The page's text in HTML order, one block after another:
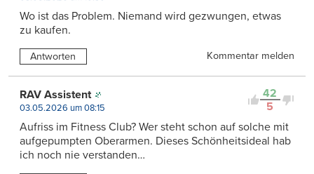
Wo ist das Problem. Niemand wird gezwungen, etwas
zu kaufen.
Antworten Kommentar melden
42
5
RAV Assistent
03.05.2026 um 08:15
Aufriss im Fitness Club? Wer steht schon auf solche mit
aufgepumpten Oberarmen. Dieses Schönheitsideal hab
ich noch nie verstanden…